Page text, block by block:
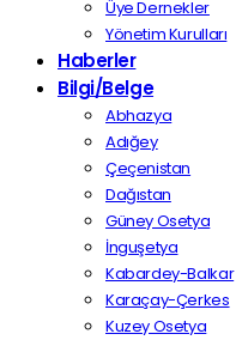
Üye Dernekler
Yönetim Kurulları
Haberler
Bilgi/Belge
Abhazya
Adığey
Çeçenistan
Dağıstan
Güney Osetya
İnguşetya
Kabardey-Balkar
Karaçay-Çerkes
Kuzey Osetya